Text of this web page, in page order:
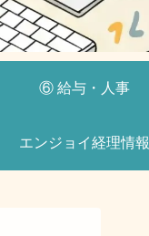
⑥ 給与・人事
エンジョイ経理情報